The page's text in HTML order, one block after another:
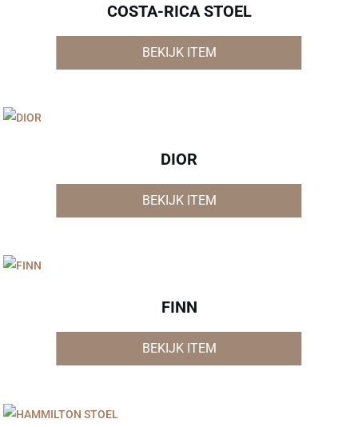
COSTA-RICA STOEL
BEKIJK ITEM
DIOR
BEKIJK ITEM
FINN
BEKIJK ITEM